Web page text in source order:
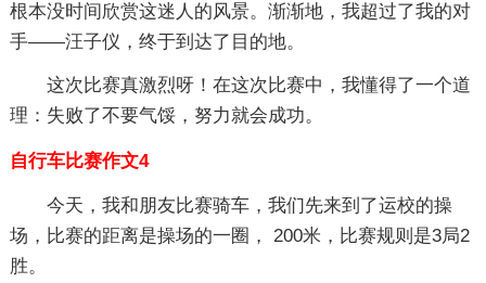
根本没时间欣赏这迷人的风景。渐渐地，我超过了我的对
手——汪子仪，终于到达了目的地。
这次比赛真激烈呀！在这次比赛中，我懂得了一个道
理：失败了不要气馁，努力就会成功。
自行车比赛作文4
今天，我和朋友比赛骑车，我们先来到了运校的操
场，比赛的距离是操场的一圈， 200米，比赛规则是3局2
胜。